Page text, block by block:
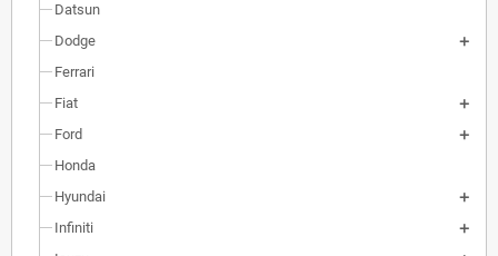
Datsun
Dodge
Ferrari
Fiat
Ford
Honda
Hyundai
Infiniti